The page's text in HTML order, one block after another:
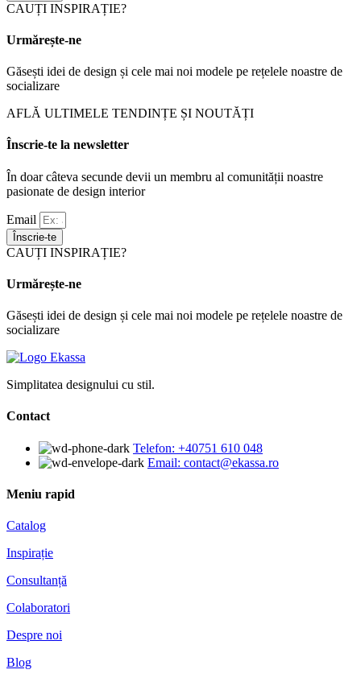
CAUȚI INSPIRAȚIE?
Urmărește-ne
Găsești idei de design și cele mai noi modele pe rețelele noastre de
socializare
AFLĂ ULTIMELE TENDINȚE ȘI NOUTĂȚI
Înscrie-te la newsletter
În doar câteva secunde devii un membru al comunității noastre
pasionate de design interior
Email
Înscrie-te
CAUȚI INSPIRAȚIE?
Urmărește-ne
Găsești idei de design și cele mai noi modele pe rețelele noastre de
socializare
Simplitatea designului cu stil.
Contact
Telefon: +40751 610 048
Email: contact@ekassa.ro
Meniu rapid
Catalog
Inspirație
Consultanță
Colaboratori
Despre noi
Blog